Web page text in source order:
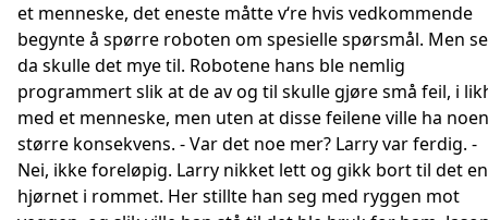
et menneske, det eneste måtte v‘re hvis vedkommende
begynte å spørre roboten om spesielle spørsmål. Men
da skulle det mye til. Robotene hans ble nemlig
programmert slik at de av og til skulle gjøre små feil, i
med et menneske, men uten at disse feilene ville ha noen
større konsekvens. - Var det noe mer? Larry var ferdig. -
Nei, ikke foreløpig. Larry nikket lett og gikk bort til det
hjørnet i rommet. Her stillte han seg med ryggen mot